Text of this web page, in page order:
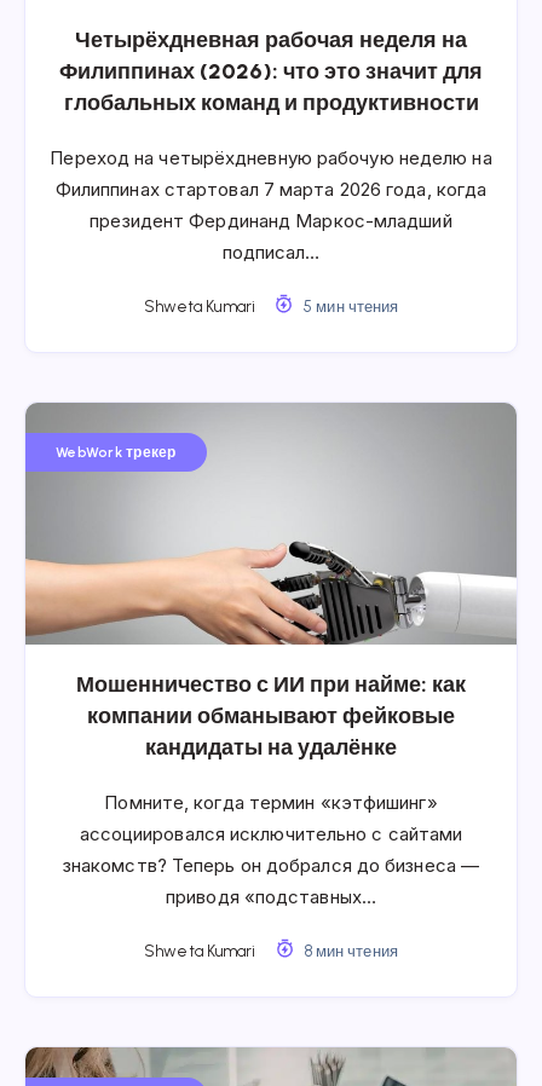
Четырёхдневная рабочая неделя на
Филиппинах (2026): что это значит для
глобальных команд и продуктивности
Переход на четырёхдневную рабочую неделю на
Филиппинах стартовал 7 марта 2026 года, когда
президент Фердинанд Маркос-младший
подписал…
Shweta Kumari 5 мин чтения
WebWork трекер
Мошенничество с ИИ при найме: как
компании обманывают фейковые
кандидаты на удалёнке
Помните, когда термин «кэтфишинг»
ассоциировался исключительно с сайтами
знакомств? Теперь он добрался до бизнеса —
приводя «подставных…
Shweta Kumari 8 мин чтения